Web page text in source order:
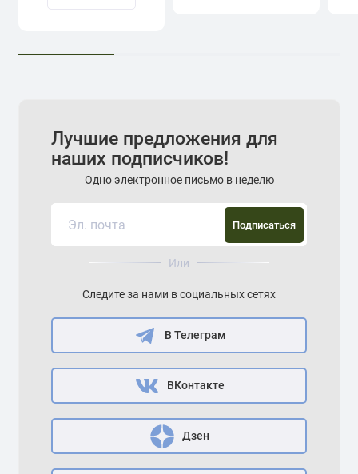
Лучшие предложения для
наших подписчиков!
Одно электронное письмо в неделю
Подписаться
Или
Следите за нами в социальных сетях
В Телеграм
ВКонтакте
Дзен